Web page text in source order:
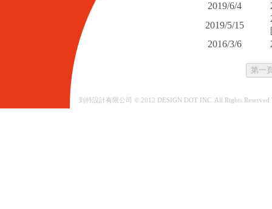
2019/6/4
2019/5/15
2016/3/6
到特設計有限公司 © 2012 DESIGN DOT INC. All Rights